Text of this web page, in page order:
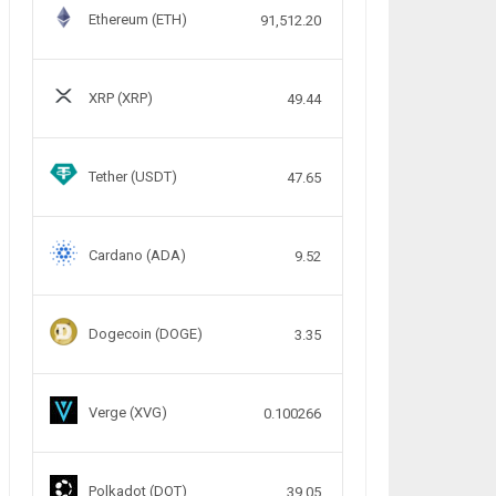
Ethereum (ETH) 91,512.20
XRP (XRP) 49.44
Tether (USDT) 47.65
Cardano (ADA) 9.52
Dogecoin (DOGE) 3.35
Verge (XVG) 0.100266
Polkadot (DOT) 39.05